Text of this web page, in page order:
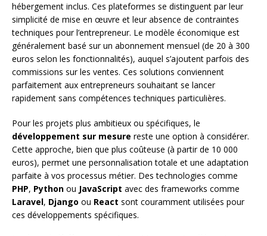
hébergement inclus. Ces plateformes se distinguent par leur
simplicité de mise en œuvre et leur absence de contraintes
techniques pour l’entrepreneur. Le modèle économique est
généralement basé sur un abonnement mensuel (de 20 à 300
euros selon les fonctionnalités), auquel s’ajoutent parfois des
commissions sur les ventes. Ces solutions conviennent
parfaitement aux entrepreneurs souhaitant se lancer
rapidement sans compétences techniques particulières.
Pour les projets plus ambitieux ou spécifiques, le
développement sur mesure reste une option à considérer.
Cette approche, bien que plus coûteuse (à partir de 10 000
euros), permet une personnalisation totale et une adaptation
parfaite à vos processus métier. Des technologies comme
PHP, Python ou JavaScript avec des frameworks comme
Laravel, Django ou React sont couramment utilisées pour
ces développements spécifiques.